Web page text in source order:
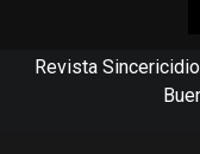
Revista